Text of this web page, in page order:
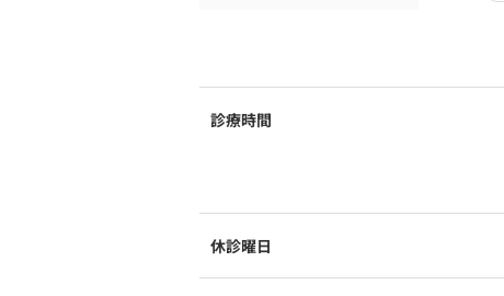
診療時間
休診曜日